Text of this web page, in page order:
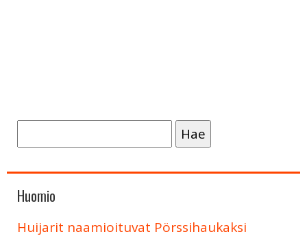
Huomio
Huijarit naamioituvat Pörssihaukaksi